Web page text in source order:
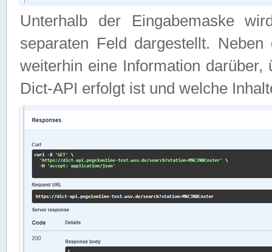
Unterhalb der Eingabemaske
separaten Feld dargestellt.
weiterhin eine Information
Dict-API erfolgt ist und welche